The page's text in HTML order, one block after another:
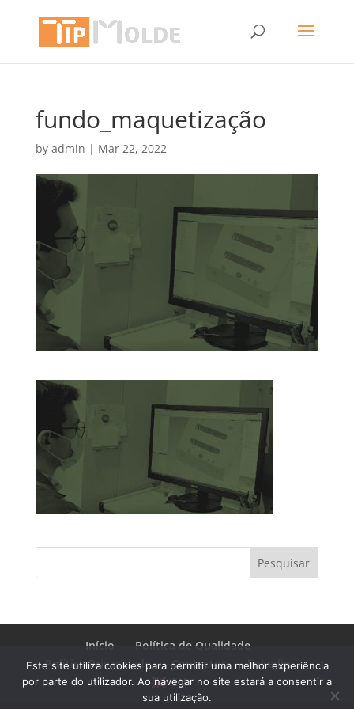
fundo_maquetização
by admin | Mar 22, 2022
Pesquisar
Início
Política de Qualidade
Política Privacidade
Contactos
linkedin
EN
Este site utiliza cookies para permitir uma melhor experiência
por parte do utilizador. Ao navegar no site estará a consentir a
sua utilização.